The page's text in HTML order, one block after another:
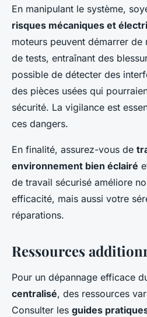
En manipulant le système,
risques mécaniques et
moteurs peuvent démarrer de
de tests, entraînant des
possible de détecter des
des pièces usées qui
sécurité. La vigilance est
ces dangers.
En finalité, assurez-vous de
environnement bien éclairé
de travail sécurisé améliore
efficacité, mais aussi votre
réparations.
Ressources
Pour un dépannage efficace
centralisé, des ressources
Consulter les guides